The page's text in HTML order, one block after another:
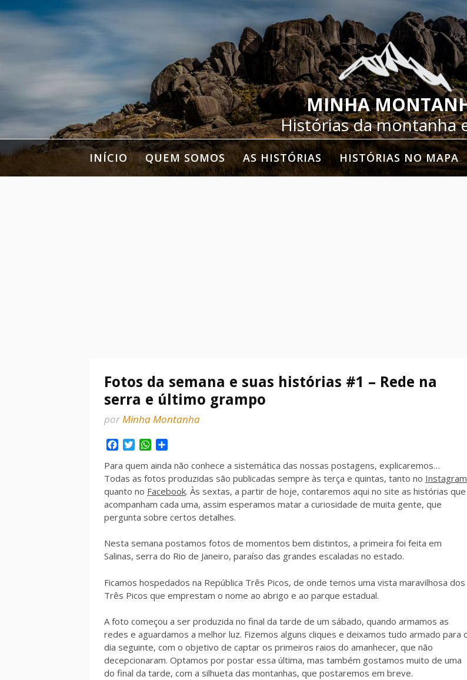
para
MINHA
Histórias da montanha
INÍCIO QUEM SOMOS AS HISTÓRIAS HISTÓRIAS NO MAPA
Fotos da semana e suas histórias #1 – Rede na
serra e último grampo
porMinha Montanha
Facebook
TwitterWhatsApp
Para quem ainda não conhece a sistemática das nossas postagens, explicaremos…
Todas as fotos produzidas são publicadas sempre às terça e quintas, tanto no Instagram
quanto no Facebook. Às sextas, a partir de hoje, contaremos aqui no site as histórias que
acompanham cada uma, assim esperamos matar a curiosidade de muita gente, que
pergunta sobre certos detalhes.
Nesta semana postamos fotos de momentos bem distintos, a primeira foi feita em
Salinas, serra do Rio de Janeiro, paraíso das grandes escaladas no estado.
Ficamos hospedados na República Três Picos, de onde temos uma vista maravilhosa dos
Três Picos que emprestam o nome ao abrigo e ao parque estadual.
A foto começou a ser produzida no final da tarde de um sábado, quando armamos as
redes e aguardamos a melhor luz. Fizemos alguns cliques e deixamos tudo armado para
dia seguinte, com o objetivo de captar os primeiros raios do amanhecer, que não
decepcionaram. Optamos por postar essa última, mas também gostamos muito de uma
do final da tarde, com a silhueta das montanhas, que postaremos em breve.